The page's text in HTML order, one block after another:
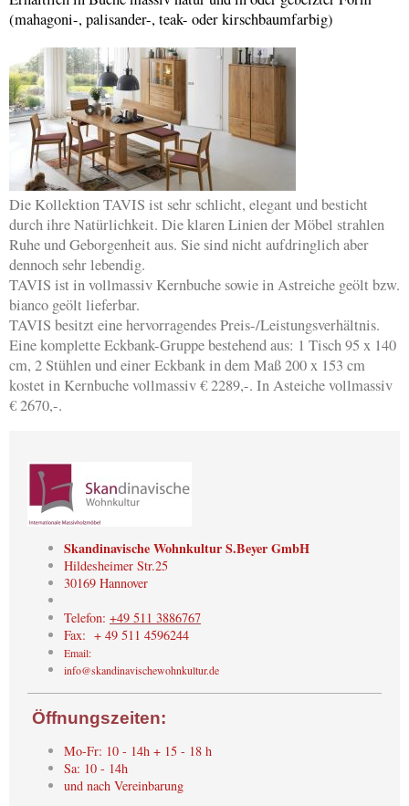
(mahagoni-, palisander-, teak- oder kirschbaumfarbig)
Die Kollektion TAVIS ist sehr schlicht, elegant und besticht
durch ihre Natürlichkeit. Die klaren Linien der Möbel strahlen
Ruhe und Geborgenheit aus. Sie sind nicht aufdringlich aber
dennoch sehr lebendig.
TAVIS ist in vollmassiv Kernbuche sowie in Astreiche geölt bzw.
bianco geölt lieferbar.
TAVIS besitzt eine hervorragendes Preis-/Leistungsverhältnis.
Eine komplette Eckbank-Gruppe bestehend aus: 1 Tisch 95 x 140
cm, 2 Stühlen und einer Eckbank in dem Maß 200 x 153 cm
kostet in Kernbuche vollmassiv € 2289,-. In Asteiche vollmassiv
€ 2670,-.
Skandinavische Wohnkultur S.Beyer GmbH
Hildesheimer Str.25
30169 Hannover
Telefon: +49 511 3886767
Fax: + 49 511 4596244
Email:
info@skandinavischewohnkultur.de
Öffnungszeiten:
Mo-Fr: 10 - 14h + 15 - 18 h
Sa: 10 - 14h
und nach Vereinbarung